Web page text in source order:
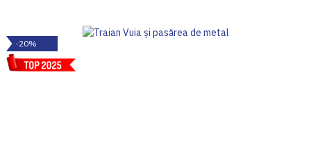
-20%